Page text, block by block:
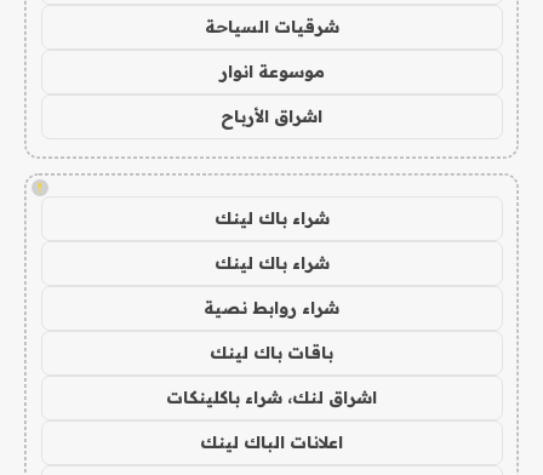
شرقيات السياحة
موسوعة انوار
اشراق الأرباح
!
شراء باك لينك
شراء باك لينك
شراء روابط نصية
باقات باك لينك
اشراق لنك، شراء باكلينكات
اعلانات الباك لينك